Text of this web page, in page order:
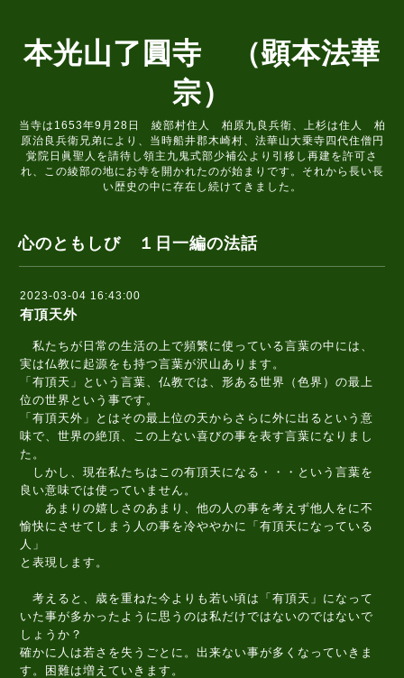
本光山了圓寺 （顕本法華
宗）
当寺は1653年9月28日 綾部村住人 柏原九良兵衛、上杉は住人 柏
原治良兵衛兄弟により、当時船井郡木崎村、法華山大乗寺四代住僧円
覚院日眞聖人を請待し領主九鬼式部少補公より引移し再建を許可さ
れ、この綾部の地にお寺を開かれたのが始まりです。それから長い長
い歴史の中に存在し続けてきました。
心のともしび １日一編の法話
2023-03-04 16:43:00
有頂天外
私たちが日常の生活の上で頻繁に使っている言葉の中には、
実は仏教に起源をも持つ言葉が沢山あります。
「有頂天」という言葉、仏教では、形ある世界（色界）の最上
位の世界という事です。
「有頂天外」とはその最上位の天からさらに外に出るという意
味で、世界の絶頂、この上ない喜びの事を表す言葉になりまし
た。
しかし、現在私たちはこの有頂天になる・・・という言葉を
良い意味では使っていません。
あまりの嬉しさのあまり、他の人の事を考えず他人をに不
愉快にさせてしまう人の事を冷ややかに「有頂天になっている
人」
と表現します。
考えると、歳を重ねた今よりも若い頃は「有頂天」になって
いた事が多かったように思うのは私だけではないのではないで
しょうか？
確かに人は若さを失うごとに。出来ない事が多くなっていきま
す。困難は増えていきます。